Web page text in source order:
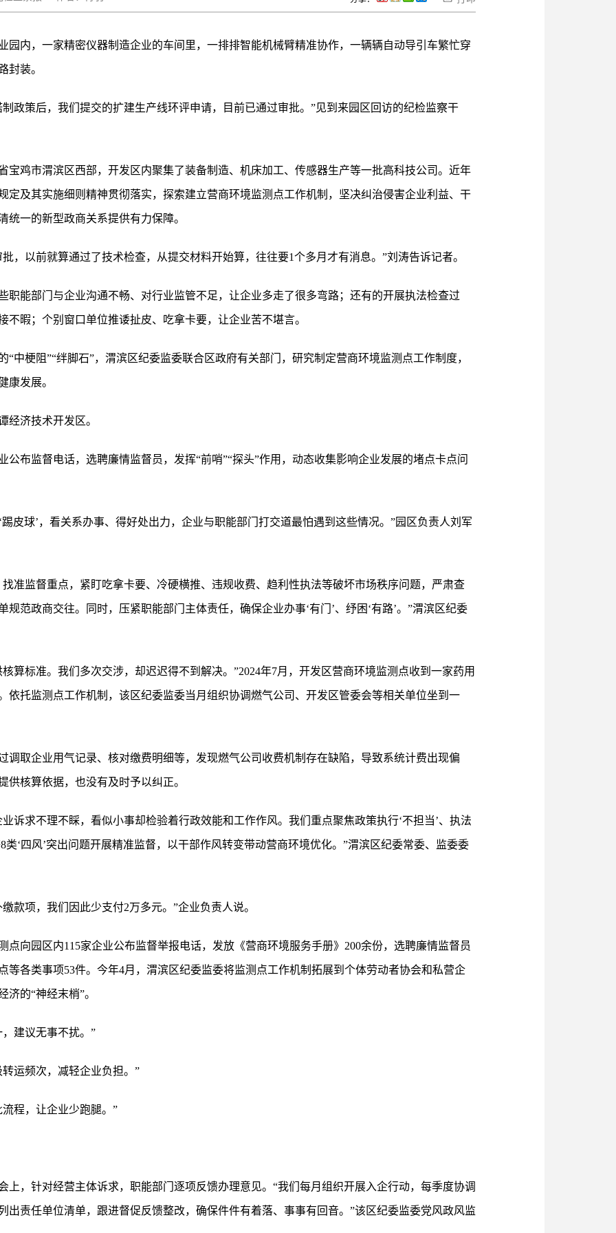
园内，一家精密仪器制造企业的车间里，一排排智能机械臂精准协作，一辆辆自动导引车繁忙穿
封装。
政策后，我们提交的扩建生产线环评申请，目前已通过审批。”见到来园区回访的纪检监察干
宝鸡市渭滨区西部，开发区内聚集了装备制造、机床加工、传感器生产等一批高科技公司。近年
定及其实施细则精神贯彻落实，探索建立营商环境监测点工作机制，坚决纠治侵害企业利益、干
一的新型政商关系提供有力保障。
，以前就算通过了技术检查，从提交材料开始算，往往要1个多月才有消息。”刘涛告诉记者。
职能部门与企业沟通不畅、对行业监管不足，让企业多走了很多弯路；还有的开展执法检查过
不暇；个别窗口单位推诿扯皮、吃拿卡要，让企业苦不堪言。
“中梗阻”“绊脚石”，渭滨区纪委监委联合区政府有关部门，研究制定营商环境监测点工作制度，
康发展。
经济技术开发区。
公布监督电话，选聘廉情监督员，发挥“前哨”“探头”作用，动态收集影响企业发展的堵点卡点问
踢皮球’，看关系办事、得好处出力，企业与职能部门打交道最怕遇到这些情况。”园区负责人刘军
准监督重点，紧盯吃拿卡要、冷硬横推、违规收费、趋利性执法等破坏市场秩序问题，严肃查
范政商交往。同时，压紧职能部门主体责任，确保企业办事‘有门’、纾困‘有路’。”渭滨区纪委
算标准。我们多次交涉，却迟迟得不到解决。”2024年7月，开发区营商环境监测点收到一家药用
依托监测点工作机制，该区纪委监委当月组织协调燃气公司、开发区管委会等相关单位坐到一
调取企业用气记录、核对缴费明细等，发现燃气公司收费机制存在缺陷，导致系统计费出现偏
核算依据，也没有及时予以纠正。
诉求不理不睬，看似小事却检验着行政效能和工作作风。我们重点聚焦政策执行‘不担当’、执法
8类‘四风’突出问题开展精准监督，以干部作风转变带动营商环境优化。”渭滨区纪委常委、监委委
款项，我们因此少支付2万多元。”企业负责人说。
点向园区内115家企业公布监督举报电话，发放《营商环境服务手册》200余份，选聘廉情监督员
等各类事项53件。今年4月，渭滨区纪委监委将监测点工作机制拓展到个体劳动者协会和私营企
的“神经末梢”。
建议无事不扰。”
运频次，减轻企业负担。”
程，让企业少跑腿。”
上，针对经营主体诉求，职能部门逐项反馈办理意见。“我们每月组织开展入企行动，每季度协调
出责任单位清单，跟进督促反馈整改，确保件件有着落、事事有回音。”该区纪委监委党风政风监